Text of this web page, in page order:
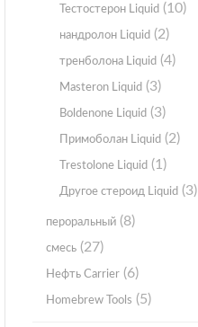
Тестостерон Liquid (10)
нандролон Liquid (2)
тренболона Liquid (4)
Masteron Liquid (3)
Boldenone Liquid (3)
Примоболан Liquid (2)
Trestolone Liquid (1)
Другое стероид Liquid (3)
пероральный (8)
смесь (27)
Нефть Carrier (6)
Homebrew Tools (5)